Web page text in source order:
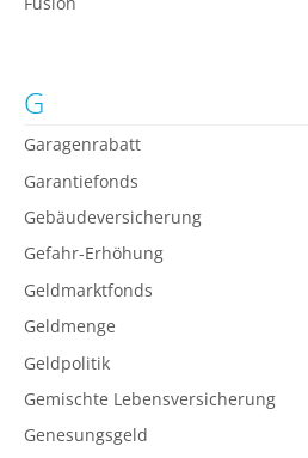
G
Garagenrabatt
Garantiefonds
Gebäudeversicherung
Gefahr-Erhöhung
Geldmarktfonds
Geldmenge
Geldpolitik
Gemischte Lebensversicherung
Genesungsgeld